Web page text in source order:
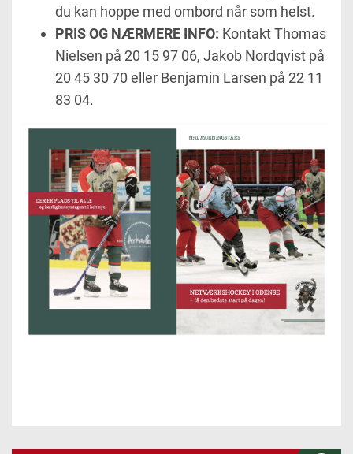
du kan hoppe med ombord når som helst.
PRIS OG NÆRMERE INFO: Kontakt Thomas
Nielsen på 20 15 97 06, Jakob Nordqvist på
20 45 30 70 eller Benjamin Larsen på 22 11
83 04.